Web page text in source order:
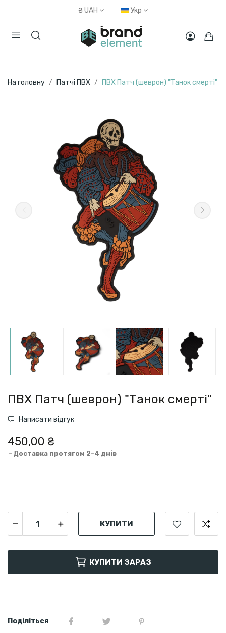
₴ UAH Укр
На головну Патчі ПВХ ПВХ Патч (шеврон) "Танок смерті"
ПВХ Патч (шеврон) "Танок смерті"
Написати відгук
450,00 ₴
Доставка протягом 2-4 днів
КУПИТИ
КУПИТИ ЗАРАЗ
Поділіться